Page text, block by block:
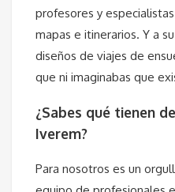
profesores y
mapas e itinerarios. Y a
diseños de viajes de
que ni imaginabas que
¿Sabes qué tienen
Iverem?
Para nosotros es un